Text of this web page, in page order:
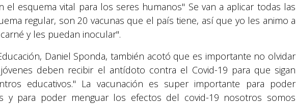
el esquema vital para los seres humanos" Se van a aplicar todas las
regular, son 20 vacunas que el país tiene, así que yo les animo a
y les puedan inocular".
Daniel Sponda, también acotó que es importante no olvidar
deben recibir el antídoto contra el Covid-19 para que sigan
educativos." La vacunación es super importante para poder
y para poder menguar los efectos del covid-19 nosotros somos
Suyapa Medios, es una multiplataforma de
comunicación católica en Honduras,
y la Comunicación Social.
Política y privacidad